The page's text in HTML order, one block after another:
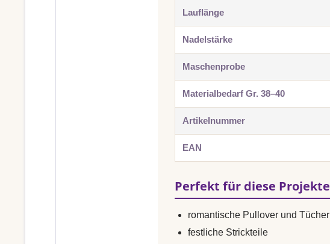
Lauflänge
Nadelstärke
Maschenprobe
Materialbedarf Gr. 38–40
Artikelnummer
EAN
Perfekt für diese Projekte
romantische Pullover und Tücher
festliche Strickteile